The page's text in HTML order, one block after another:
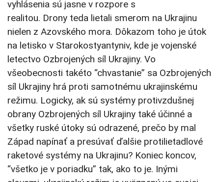
vyhlásenia sú jasne v rozpore s
realitou. Drony teda lietali smerom na Ukrajinu
nielen z Azovského mora. Dôkazom toho je útok
na letisko v Starokostyantyniv, kde je vojenské
letectvo Ozbrojených síl Ukrajiny. Vo
všeobecnosti takéto “chvastanie” sa Ozbrojených
síl Ukrajiny hrá proti samotnému ukrajinskému
režimu. Logicky, ak sú systémy protivzdušnej
obrany Ozbrojených síl Ukrajiny také účinné a
všetky ruské útoky sú odrazené, prečo by mal
Západ napínať a presúvať ďalšie protilietadlové
raketové systémy na Ukrajinu? Koniec koncov,
“všetko je v poriadku” tak, ako to je. Inými